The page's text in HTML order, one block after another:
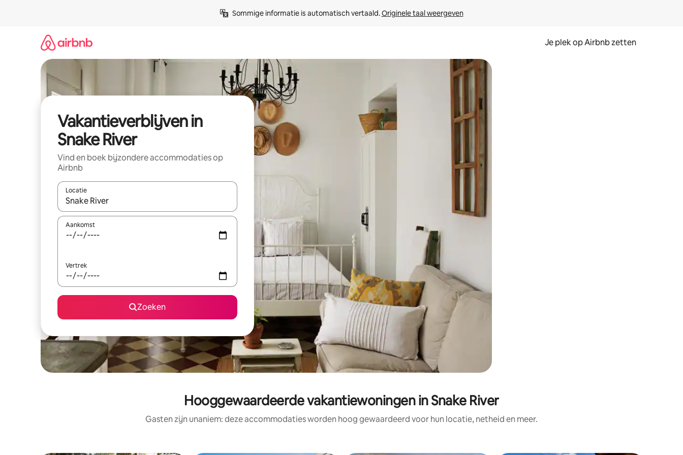
Sommige informatie is automatisch vertaald. Originele taal weergeven
Je plek op Airbnb zetten
Vakantieverblijven in
Snake River
Vind en boek bijzondere accommodaties op
Airbnb
Locatie
Wanneer er resultaten beschikbaar zijn, maak je een keuze met je de pijltjestoetsen omhoog en omlaag, óf door te tikken of swipen.
Aankomst
Vertrek
Zoeken
Hooggewaardeerde vakantiewoningen in Snake River
Gasten zijn unaniem: deze accommodaties worden hoog gewaardeerd voor hun locatie, netheid en meer.